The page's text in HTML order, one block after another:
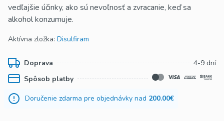
vedľajšie účinky, ako sú nevoľnosť a zvracanie, keď sa
alkohol konzumuje.
Aktívna zložka: Disulfiram
Doprava
4-9 dní
Spôsob platby
Doručenie zdarma pre objednávky nad 200.00€